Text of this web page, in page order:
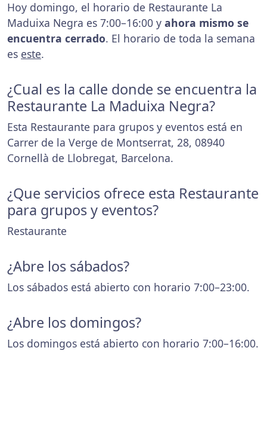
Hoy domingo, el horario de Restaurante La
Maduixa Negra es 7:00–16:00 y ahora mismo se
encuentra cerrado. El horario de toda la semana
es este.
¿Cual es la calle donde se encuentra la
Restaurante La Maduixa Negra?
Esta Restaurante para grupos y eventos está en
Carrer de la Verge de Montserrat, 28, 08940
Cornellà de Llobregat, Barcelona.
¿Que servicios ofrece esta Restaurante
para grupos y eventos?
Restaurante
¿Abre los sábados?
Los sábados está abierto con horario 7:00–23:00.
¿Abre los domingos?
Los domingos está abierto con horario 7:00–16:00.